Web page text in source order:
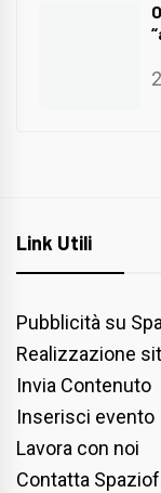
Link Utili
Pubblicità su
Realizzazione
Invia Contenuto
Inserisci evento
Lavora con noi
Contatta